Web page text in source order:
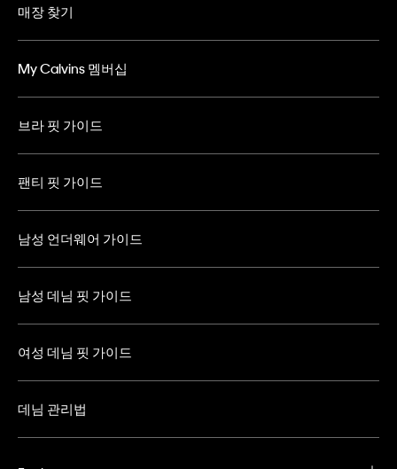
매장 찾기
My Calvins 멤버십
브라 핏 가이드
팬티 핏 가이드
남성 언더웨어 가이드
남성 데님 핏 가이드
여성 데님 핏 가이드
데님 관리법